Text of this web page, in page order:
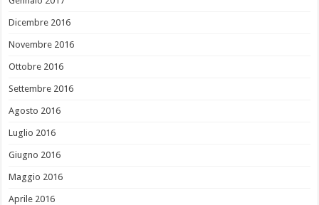
Dicembre 2016
Novembre 2016
Ottobre 2016
Settembre 2016
Agosto 2016
Luglio 2016
Giugno 2016
Maggio 2016
Aprile 2016